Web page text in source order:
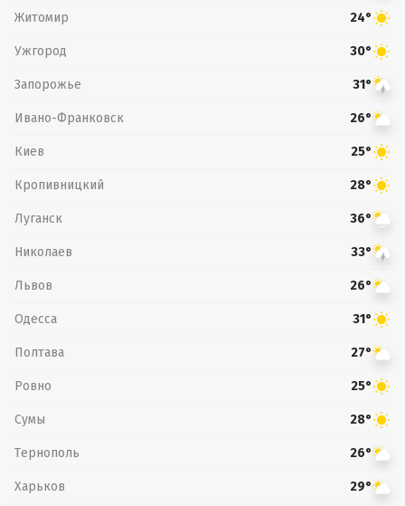
Житомир 24°
Ужгород 30°
Запорожье 31°
Ивано-Франковск 26°
Киев 25°
Кропивницкий 28°
Луганск 36°
Николаев 33°
Львов 26°
Одесса 31°
Полтава 27°
Ровно 25°
Сумы 28°
Тернополь 26°
Харьков 29°